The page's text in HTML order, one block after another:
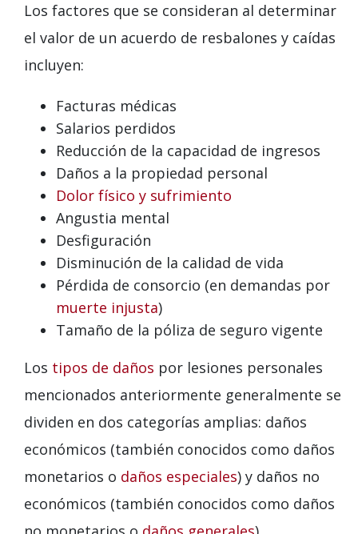
Los factores que se consideran al determinar
el valor de un acuerdo de resbalones y caídas
incluyen:
Facturas médicas
Salarios perdidos
Reducción de la capacidad de ingresos
Daños a la propiedad personal
Dolor físico y sufrimiento
Angustia mental
Desfiguración
Disminución de la calidad de vida
Pérdida de consorcio (en demandas por
muerte injusta)
Tamaño de la póliza de seguro vigente
Los tipos de daños por lesiones personales
mencionados anteriormente generalmente se
dividen en dos categorías amplias: daños
económicos (también conocidos como daños
monetarios o daños especiales) y daños no
económicos (también conocidos como daños